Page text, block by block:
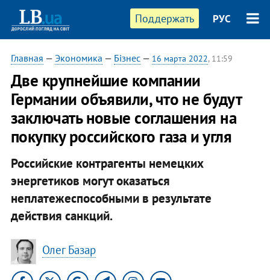
Поддержать РУС
Главная — Экономика — Бізнес— 16 марта 2022, 11:59
Две крупнейшие компании
Германии объявили, что не будут
заключать новые соглашения на
покупку российского газа и угля
Российские контрагенты немецких
энергетиков могут оказаться
неплатежеспособными в результате
действия санкций.
Олег Базар